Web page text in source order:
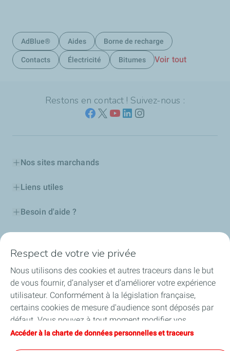
AdBlue® Aides Borne de recharge
Contacts Électricité Bitumes Voir tout
Restons en contact ! Suivez-nous :
Nos sites marchands
Liens utiles
Besoin d'aide ?
Certificats d'économies d'énergie
Nos partenaires
Collaborer avec TotalEnergies
Accessibilité
Respect de votre vie privée
Nous utilisons des cookies et autres traceurs dans le but
de vous fournir, d’analyser et d’améliorer votre expérience
utilisateur. Conformément à la législation française,
certains cookies de mesure d'audience sont déposés par
défaut. Vous pouvez à tout moment modifier vos
paramètres de cookies en cliquant sur le bouton « Gérer
Accéder à la charte de données personnelles et traceurs